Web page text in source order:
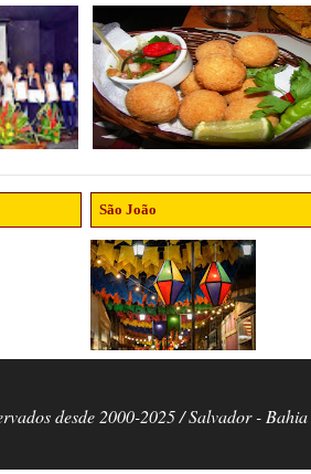
São João
desde 2000-2025 / Salvador -